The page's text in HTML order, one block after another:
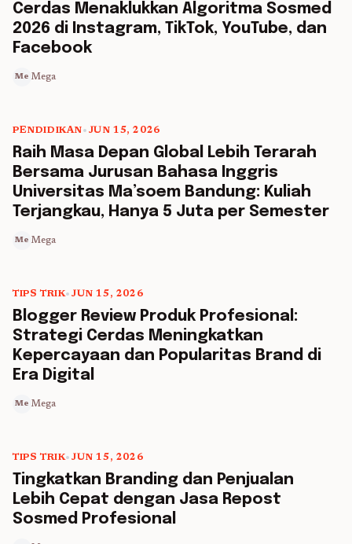
Cerdas Menaklukkan Algoritma Sosmed
2026 di Instagram, TikTok, YouTube, dan
Facebook
Me Mega
5 min read
PENDIDIKAN• JUN 15, 2026
Raih Masa Depan Global Lebih Terarah
Bersama Jurusan Bahasa Inggris
Universitas Ma’soem Bandung: Kuliah
Terjangkau, Hanya 5 Juta per Semester
Me Mega
5 min read
TIPS TRIK• JUN 15, 2026
Blogger Review Produk Profesional:
Strategi Cerdas Meningkatkan
Kepercayaan dan Popularitas Brand di
Era Digital
Me Mega
5 min read
TIPS TRIK• JUN 15, 2026
Tingkatkan Branding dan Penjualan
Lebih Cepat dengan Jasa Repost
Sosmed Profesional